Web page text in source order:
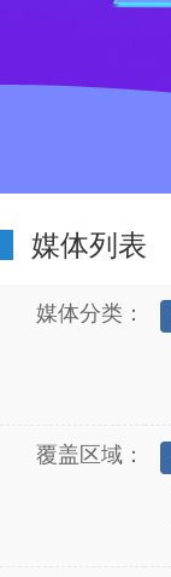
媒体列表
媒体分类：
覆盖区域：